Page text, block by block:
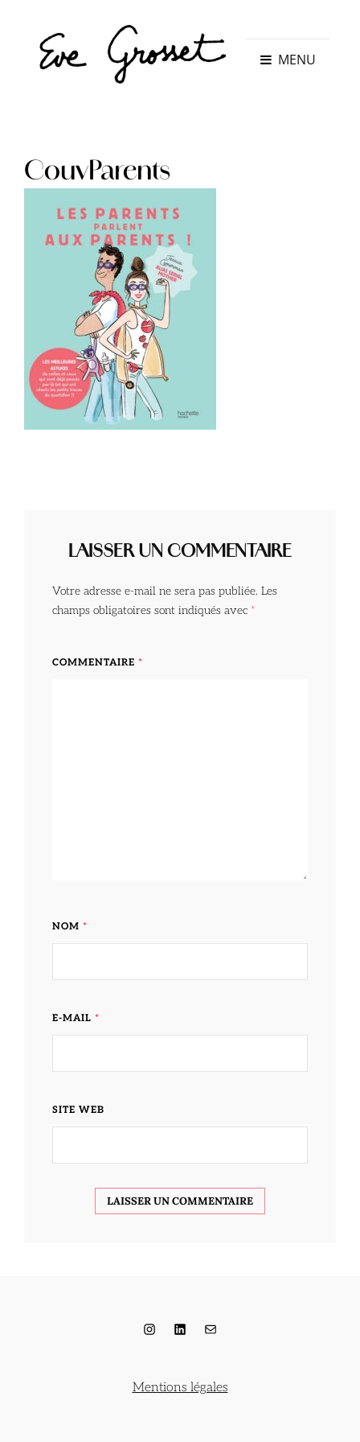
MENU
CouvParents
LAISSER UN COMMENTAIRE
Votre adresse e-mail ne sera pas publiée. Les
champs obligatoires sont indiqués avec *
COMMENTAIRE *
NOM *
E-MAIL *
SITE WEB
Instagram
LinkedIn
E-mail
Mentions légales